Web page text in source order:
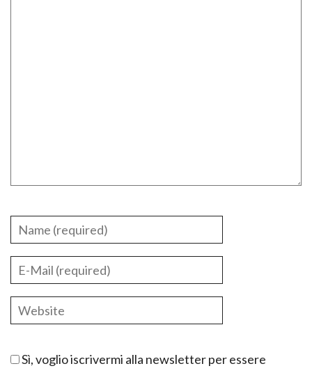
Sì, voglio iscrivermi alla newsletter per essere